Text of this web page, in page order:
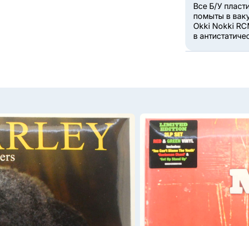
Все Б/У
помыты в
Okki Nokki
в